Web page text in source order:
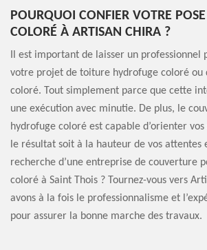
POURQUOI CONFIER VOTRE
COLORÉ À ARTISAN CHIRA ?
Il est important de laisser un professionnel
votre projet de toiture hydrofuge coloré ou
coloré. Tout simplement parce que cette
une exécution avec minutie. De plus, le
hydrofuge coloré est capable d’orienter
le résultat soit à la hauteur de vos attentes
recherche d’une entreprise de couverture
coloré à Saint Thois ? Tournez-vous vers
avons à la fois le professionnalisme et
pour assurer la bonne marche des travaux.